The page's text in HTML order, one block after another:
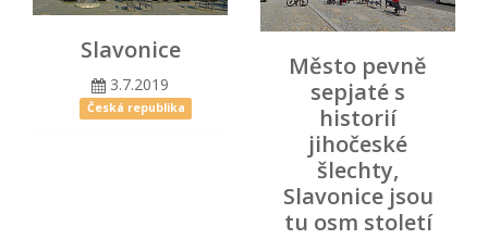
Slavonice
3.7.2019
Česká republika
Město pevně
sepjaté s
historií
jihočeské
šlechty,
Slavonice jsou
tu osm století